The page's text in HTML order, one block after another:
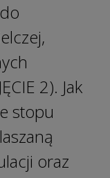
2). Jak
stopu
oraz